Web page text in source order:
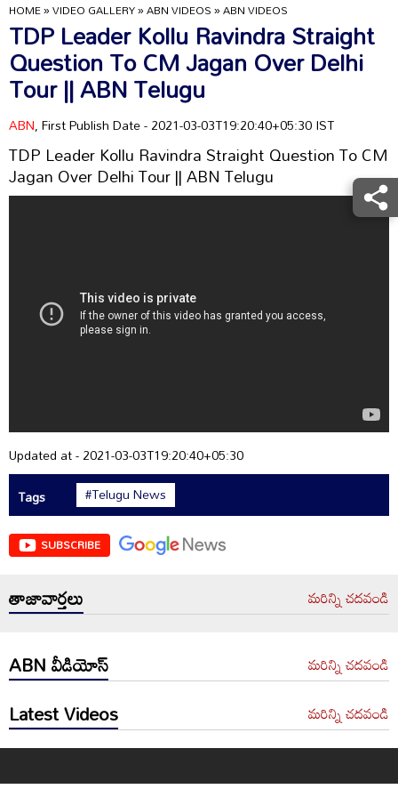
HOME»VIDEO GALLERY»ABN VIDEOS»ABN VIDEOS
TDP Leader Kollu Ravindra Straight
Question To CM Jagan Over Delhi
Tour || ABN Telugu
ABN, First Publish Date - 2021-03-03T19:20:40+05:30 IST
TDP Leader Kollu Ravindra Straight Question To CM
Jagan Over Delhi Tour || ABN Telugu
Updated at - 2021-03-03T19:20:40+05:30
Tags
#Telugu News
SUBSCRIBE
తాజావార్తలు మరిన్ని చదవండి
ABN వీడియోస్ మరిన్ని చదవండి
Latest Videos మరిన్ని చదవండి